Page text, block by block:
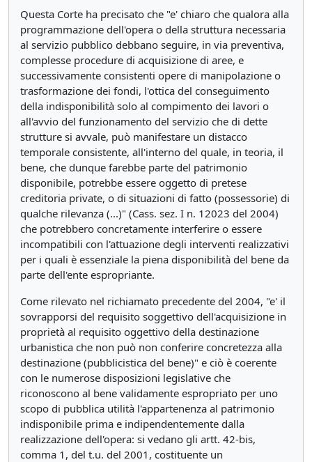
Questa Corte ha precisato che "e' chiaro che qualora alla
programmazione dell'opera o della struttura necessaria
al servizio pubblico debbano seguire, in via preventiva,
complesse procedure di acquisizione di aree, e
successivamente consistenti opere di manipolazione o
trasformazione dei fondi, l'ottica del conseguimento
della indisponibilità solo al compimento dei lavori o
all'avvio del funzionamento del servizio che di dette
strutture si avvale, può manifestare un distacco
temporale consistente, all'interno del quale, in teoria, il
bene, che dunque farebbe parte del patrimonio
disponibile, potrebbe essere oggetto di pretese
creditoria private, o di situazioni di fatto (possessorie) di
qualche rilevanza (...)" (Cass. sez. I n. 12023 del 2004)
che potrebbero concretamente interferire o essere
incompatibili con l'attuazione degli interventi realizzativi
per i quali è essenziale la piena disponibilità del bene da
parte dell'ente espropriante.
Come rilevato nel richiamato precedente del 2004, "e' il
sovrapporsi del requisito soggettivo dell'acquisizione in
proprietà al requisito oggettivo della destinazione
urbanistica che non può non conferire concretezza alla
destinazione (pubblicistica del bene)" e ciò è coerente
con le numerose disposizioni legislative che
riconoscono al bene validamente espropriato per uno
scopo di pubblica utilità l'appartenenza al patrimonio
indisponibile prima e indipendentemente dalla
realizzazione dell'opera: si vedano gli artt. 42-bis,
comma 1, del t.u. del 2001, costituente un